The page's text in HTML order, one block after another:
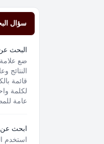
سؤال
البحث
ضع علامة
النتائج
قائمة
لكلمة
عامة
ابحث
استخدم